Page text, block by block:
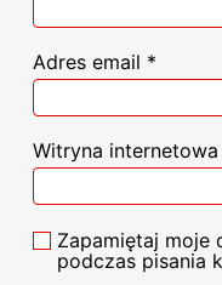
Adres email *
Witryna internetowa
Zapamiętaj moje
podczas pisania